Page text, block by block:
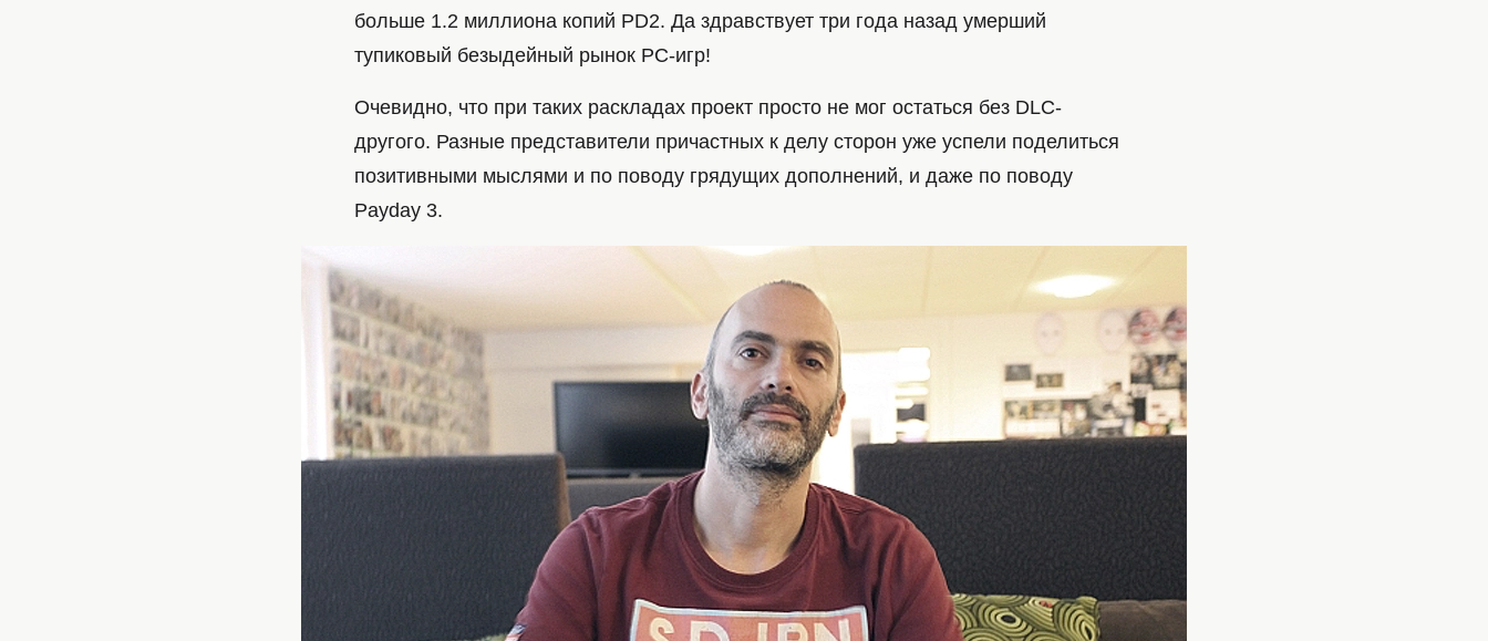
больше 1.2 миллиона копий PD2. Да здравствует три года назад умерший
тупиковый безыдейный рынок PC-игр!
Очевидно, что при таких раскладах проект просто не мог остаться без DLC-
другого. Разные представители причастных к делу сторон уже успели поделиться
позитивными мыслями и по поводу грядущих дополнений, и даже по поводу
Payday 3.